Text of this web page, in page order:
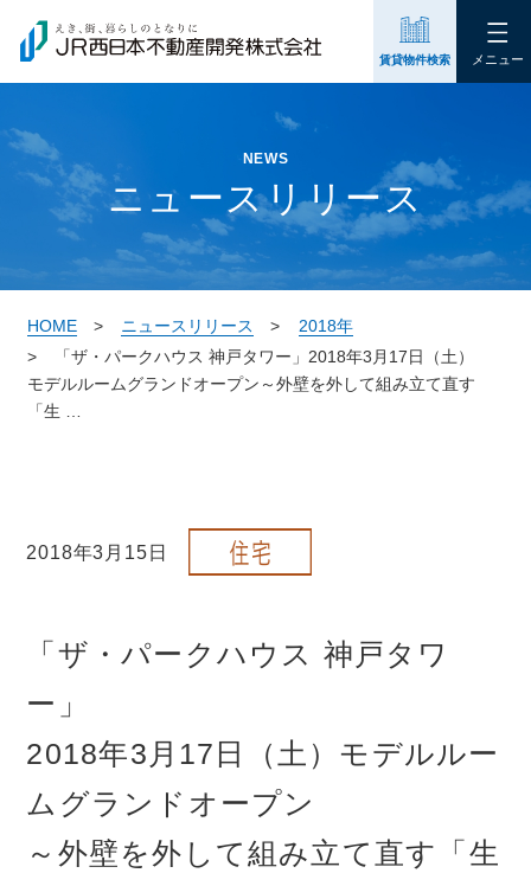
賃貸物件検索 メニュー
NEWS
ニュースリリース
HOME ニュースリリース
2018年
「ザ・パークハウス 神戸タワー」2018年3月17日（土）
モデルルームグランドオープン～外壁を外して組み立て直す
「生 …
2018年3月15日
「ザ・パークハウス 神戸タワ
ー」
2018年3月17日（土）モデルルー
ムグランドオープン
～外壁を外して組み立て直す「生